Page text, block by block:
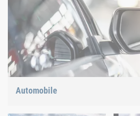
Automobile
avons la réponse adaptée aux